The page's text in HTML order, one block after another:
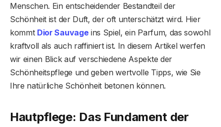
Menschen. Ein entscheidender Bestandteil der
Schönheit ist der Duft, der oft unterschätzt wird. Hier
kommt Dior Sauvageins Spiel, ein Parfum, das sowohl
kraftvoll als auch raffiniert ist. In diesem Artikel werfen
wir einen Blick auf verschiedene Aspekte der
Schönheitspflege und geben wertvolle Tipps, wie Sie
Ihre natürliche Schönheit betonen können.
Hautpflege: Das Fundament der